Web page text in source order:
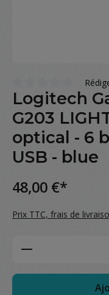
Note moyenne de 0 sur
Logitech
G203
optical - 6
USB - blue
48,00 €*
Prix TTC, frais de
Product